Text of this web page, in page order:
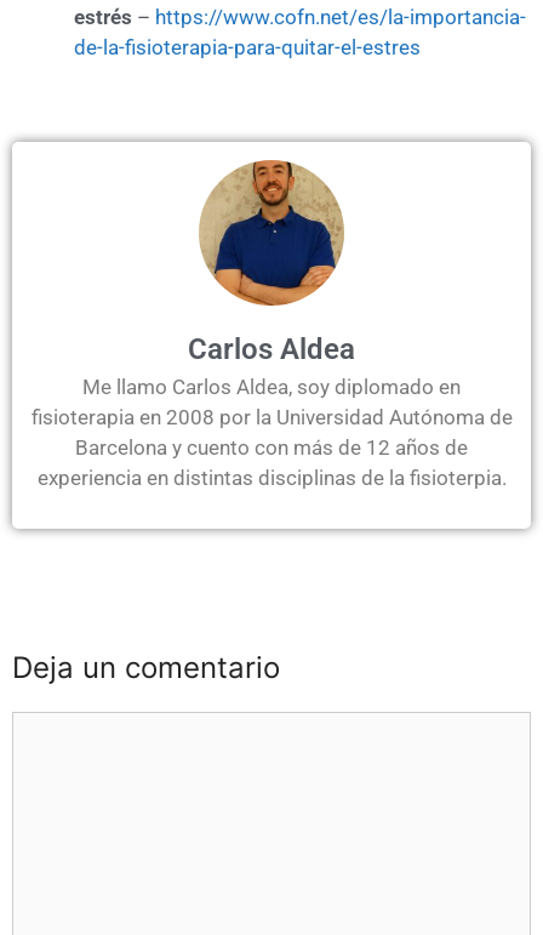
estrés – https://www.cofn.net/es/la-importancia-
de-la-fisioterapia-para-quitar-el-estres
Carlos Aldea
Me llamo Carlos Aldea, soy diplomado en
fisioterapia en 2008 por la Universidad Autónoma de
Barcelona y cuento con más de 12 años de
experiencia en distintas disciplinas de la fisioterpia.
Deja un comentario